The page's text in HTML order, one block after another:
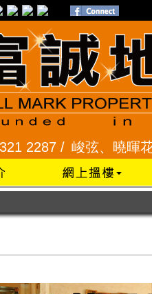
峻弦、曉暉花園 2345